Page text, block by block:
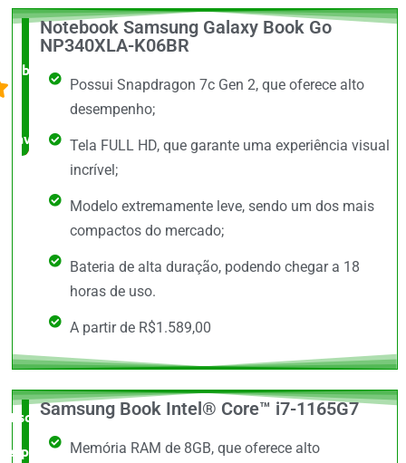
O +
barato,
avaliado!
Notebook Samsung Galaxy Book Go
NP340XLA-K06BR
Possui Snapdragon 7c Gen 2, que oferece alto
desempenho;
Tela FULL HD, que garante uma experiência visual
incrível;
Modelo extremamente leve, sendo um dos mais
compactos do mercado;
Bateria de alta duração, podendo chegar a 18
horas de uso.
A partir de R$1.589,00
Escolha do
especialista
Samsung Book Intel® Core™ i7-1165G7
Memória RAM de 8GB, que oferece alto